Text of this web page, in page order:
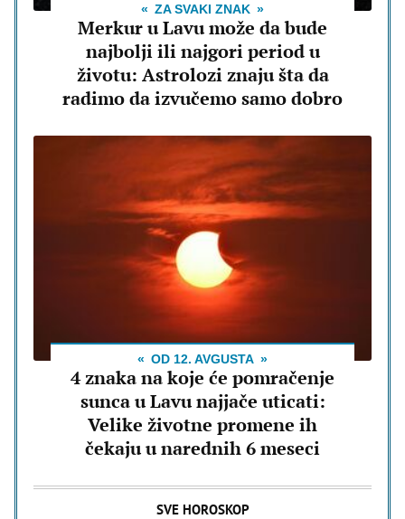
ZA SVAKI ZNAK
Merkur u Lavu može da bude
najbolji ili najgori period u
životu: Astrolozi znaju šta da
radimo da izvučemo samo dobro
OD 12. AVGUSTA
4 znaka na koje će pomračenje
sunca u Lavu najjače uticati:
Velike životne promene ih
čekaju u narednih 6 meseci
SVE HOROSKOP